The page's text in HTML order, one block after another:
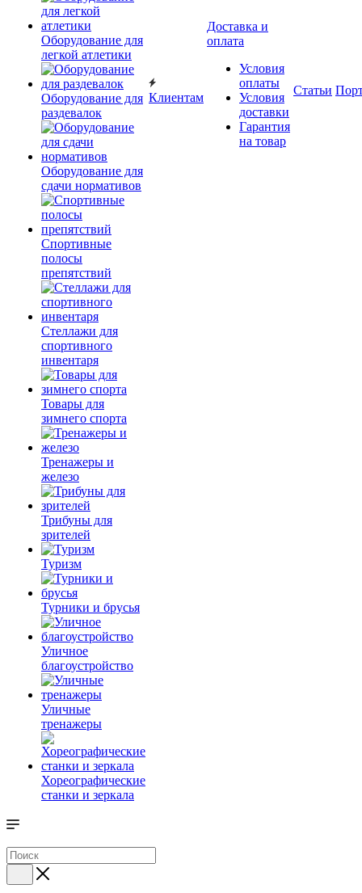
Оборудование для
легкой атлетики
Оборудование для
раздевалок
Оборудование для
сдачи нормативов
Спортивные
полосы
препятствий
Стеллажи для
спортивного
инвентаря
Товары для
зимнего спорта
Тренажеры и
железо
Трибуны для
зрителей
Туризм
Турники и брусья
Уличное
благоустройство
Уличные
тренажеры
Хореографические
станки и зеркала
Клиентам
Доставка и
оплата
Условия
оплаты
Условия
доставки
Гарантия
на товар
Статьи